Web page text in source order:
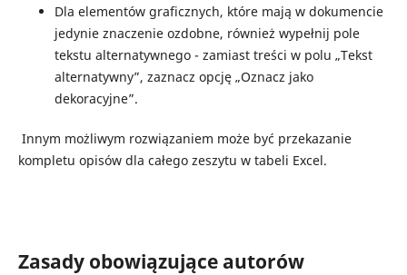
Dla elementów graficznych, które mają w dokumencie
jedynie znaczenie ozdobne, również wypełnij pole
tekstu alternatywnego - zamiast treści w polu „Tekst
alternatywny”, zaznacz opcję „Oznacz jako
dekoracyjne”.
Innym możliwym rozwiązaniem może być przekazanie
kompletu opisów dla całego zeszytu w tabeli Excel.
Zasady obowiązujące autorów